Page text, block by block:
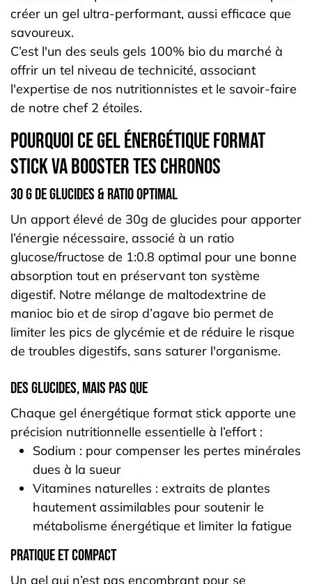
créer un gel ultra-performant, aussi efficace que
savoureux.
C’est l'un des seuls gels 100% bio du marché à
offrir un tel niveau de technicité, associant
l'expertise de nos nutritionnistes et le savoir-faire
de notre chef 2 étoiles.
Pourquoi ce gel énergétique format
stick va booster tes chronos
30 g de glucides & ratio optimal
Un apport élevé de 30g de glucides pour apporter
l’énergie nécessaire, associé à un ratio
glucose/fructose de 1:0.8 optimal pour une bonne
absorption tout en préservant ton système
digestif. Notre mélange de maltodextrine de
manioc bio et de sirop d’agave bio permet de
limiter les pics de glycémie et de réduire le risque
de troubles digestifs, sans saturer l'organisme.
Des glucides, mais pas que
Chaque gel énergétique format stick apporte une
précision nutritionnelle essentielle à l’effort :
Sodium : pour compenser les pertes minérales
dues à la sueur
Vitamines naturelles : extraits de plantes
hautement assimilables pour soutenir le
métabolisme énergétique et limiter la fatigue
Pratique et compact
Un gel qui n’est pas encombrant pour se